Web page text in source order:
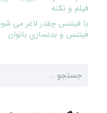
فیلم و نکته
با فیتنس چقدر لاغر می
فیتنس و بدنسازی بانوان
جستجو